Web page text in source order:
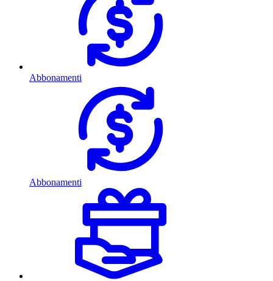
Abbonamenti
Abbonamenti